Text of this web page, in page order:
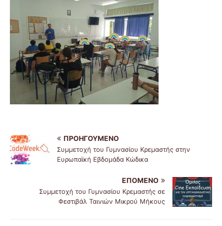
ΠΡΟΗΓΟΎΜΕΝΟ
Συμμετοχή του Γυμνασίου Κρεμαστής στην
Ευρωπαϊκή Eβδομάδα Kώδικα
ΕΠΌΜΕΝΟ
Συμμετοχή του Γυμνασίου Κρεμαστής σε
Φεστιβάλ Ταινιών Μικρού Μήκους